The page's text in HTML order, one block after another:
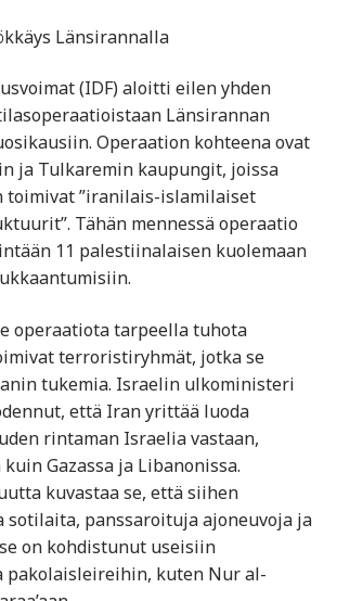
Länsirannalla
(IDF) aloitti eilen yhden
Länsirannan
Operaation kohteena ovat
ja Tulkaremin kaupungit, joissa
toimivat ”iranilais-islamilaiset
Tähän mennessä operaatio
11 palestiinalaisen kuolemaan
operaatiota tarpeella tuhota
terroristiryhmät, jotka se
tukemia. Israelin ulkoministeri
että Iran yrittää luoda
rintaman Israelia vastaan,
Gazassa ja Libanonissa.
kuvastaa se, että siihen
sotilaita, panssaroituja ajoneuvoja ja
on kohdistunut useisiin
pakolaisleireihin, kuten Nur al-